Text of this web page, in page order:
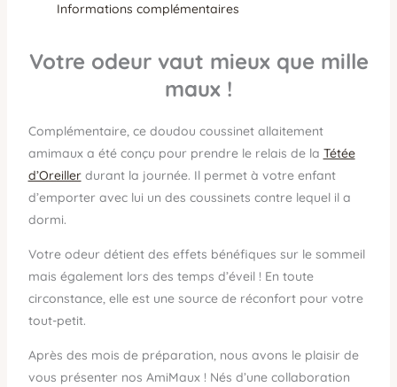
Informations complémentaires
Votre odeur vaut mieux que mille
maux !
Complémentaire, ce doudou coussinet allaitement
amimaux a été conçu pour prendre le relais de la Tétée
d’Oreillerdurant la journée. Il permet à votre enfant
d’emporter avec lui un des coussinets contre lequel il a
dormi.
Votre odeur détient des effets bénéfiques sur le sommeil
mais également lors des temps d’éveil ! En toute
circonstance, elle est une source de réconfort pour votre
tout-petit.
Après des mois de préparation, nous avons le plaisir de
vous présenter nos AmiMaux ! Nés d’une collaboration